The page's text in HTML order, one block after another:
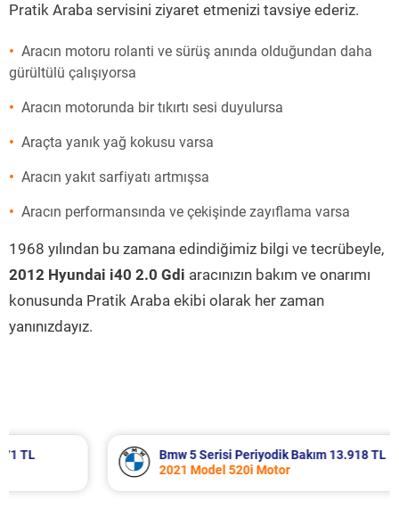
Pratik Araba servisini ziyaret etmenizi tavsiye ederiz.
Aracın motoru rolanti ve sürüş anında olduğundan daha
gürültülü çalışıyorsa
Aracın motorunda bir tıkırtı sesi duyulursa
Araçta yanık yağ kokusu varsa
Aracın yakıt sarfiyatı artmışsa
Aracın performansında ve çekişinde zayıflama varsa
1968 yılından bu zamana edindiğimiz bilgi ve tecrübeyle,
2012 Hyundai i40 2.0 Gdi aracınızın bakım ve onarımı
konusunda Pratik Araba ekibi olarak her zaman
yanınızdayız.
Bmw 5 Serisi Periyodik Bakım 13.918 TL
2021 Model 520i Motor